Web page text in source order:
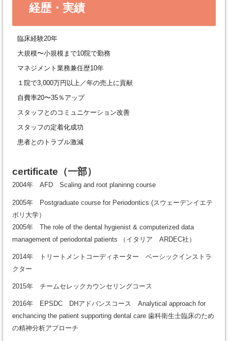
経歴・実績
臨床経験20年
大規模〜小規模まで10院で勤務
マネジメント業務兼任歴10年
１院で3,000万円以上／年の売上に貢献
自費率20〜35％アップ
スタッフとのコミュニケーション改善
スタッフの定着化成功
患者とのトラブル激減
certificate （一部）
2004年 AFD Scaling and root planinng course
2005年 Postgraduate course for Periodontics (スウェーデンイエテ
ボリ大学）
2005年 The role of the dental hygienist & computerized data
management of periodontal patients （イタリア ARDEC社）
2014年 トリートメントコーディネーター ベーシックインストラ
クター
2015年 チームセレックカウンセリングコース
2016年 EPSDC DHアドバンスコース Analytical approach for
enchancing the patient supporting dental care 歯科衛生士臨床のため
の精神分析アプローチ